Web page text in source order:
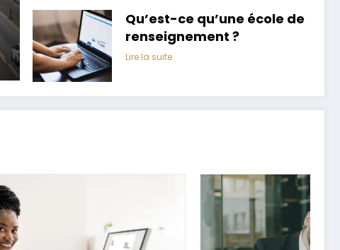
personnel
Qu’est-ce qu’une école de
renseignement ?
Lire la suite